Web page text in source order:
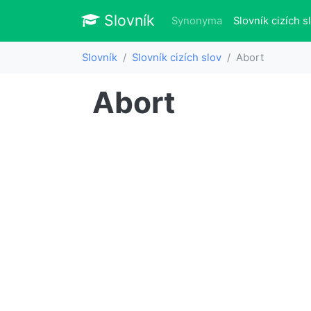
Slovník Slovník
Synonyma Slovník cizích
Slovník Slovník cizích slov Abort
Abort